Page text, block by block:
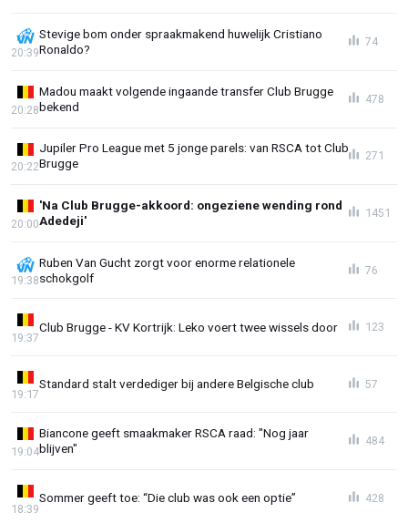
Stevige bom onder spraakmakend huwelijk Cristiano
Ronaldo?
20:39
74
Madou maakt volgende ingaande transfer Club Brugge
bekend
20:28
478
Jupiler Pro League met 5 jonge parels: van RSCA tot Club
Brugge
20:22
271
'Na Club Brugge-akkoord: ongeziene wending rond
Adedeji'
20:00
1451
Ruben Van Gucht zorgt voor enorme relationele
schokgolf
19:38
76
Club Brugge - KV Kortrijk: Leko voert twee wissels door
19:37
123
Standard stalt verdediger bij andere Belgische club
19:17
57
Biancone geeft smaakmaker RSCA raad: "Nog jaar
blijven"
19:04
484
Sommer geeft toe: “Die club was ook een optie”
18:39
428